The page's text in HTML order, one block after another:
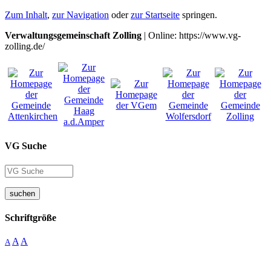
Zum Inhalt, zur Navigation oderzur Startseite springen.
Verwaltungsgemeinschaft Zolling | Online: https://www.vg-
zolling.de/
VG Suche
suchen
Schriftgröße
A A A